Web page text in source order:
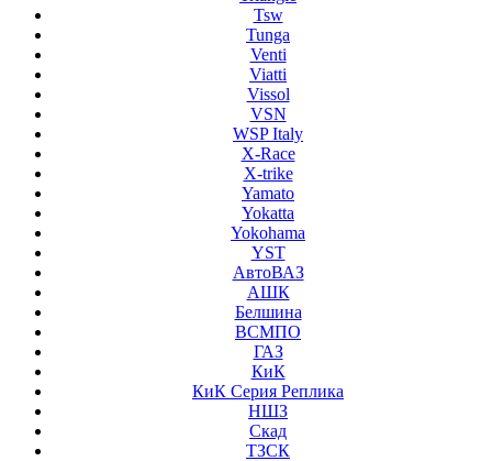
Tsw
Tunga
Venti
Viatti
Vissol
VSN
WSP Italy
X-Race
X-trike
Yamato
Yokatta
Yokohama
YST
АвтоВАЗ
АШК
Белшина
ВСМПО
ГАЗ
КиК
КиК Серия Реплика
НШЗ
Скад
ТЗСК